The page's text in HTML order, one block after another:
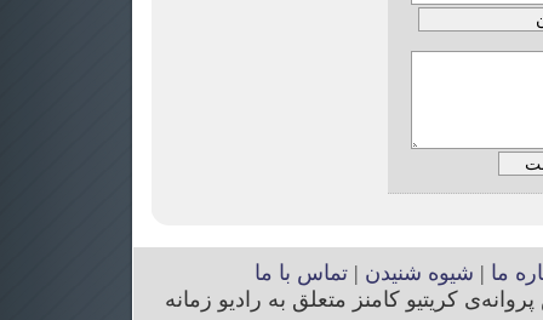
ما | شیوه شنیدن |تماس با ما
کریتیو کامنز متعلق به رادیو زمانه